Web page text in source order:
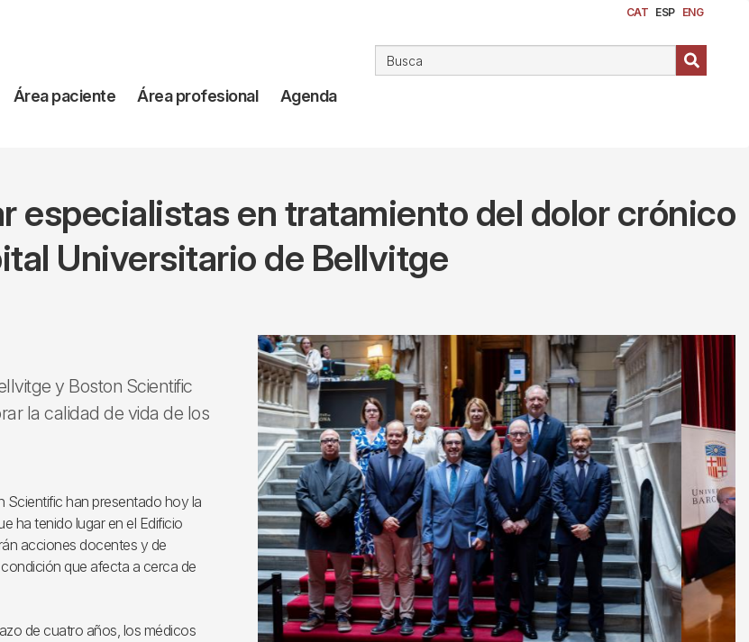
CAT ESP ENG
Área paciente Área profesional Agenda
especialistas en tratamiento del dolor crónico
Universitario de Bellvitge
y Boston Scientific
la calidad de vida de los
Scientific han presentado hoy la
ha tenido lugar en el Edificio
acciones docentes y de
que afecta a cerca de
de cuatro años, los médicos